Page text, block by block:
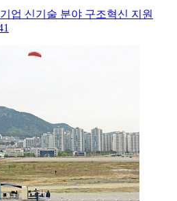
업 신기술 분야 구조혁신 지원